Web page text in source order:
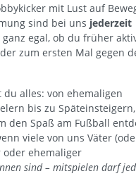
mit Lust auf
sind bei uns jederzeit
ganz egal, ob du früher
zum ersten Mal gegen
du alles: von ehemaligen
bis zu
den Spaß am Fußball
viele von uns Väter
ehemaliger
sind – mitspielen darf